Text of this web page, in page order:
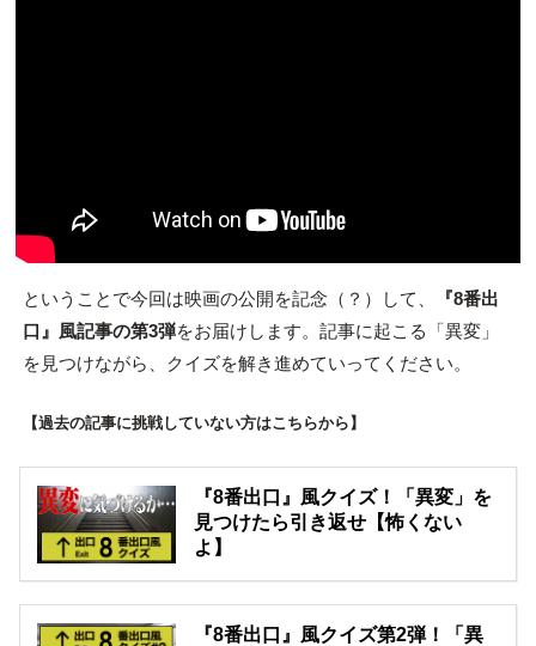
ということで今回は映画の公開を記念（？）して、
『8番出
口』風記事の第3弾をお届けします。記事に起こる「異変」
を見つけながら、クイズを解き進めていってください。
【過去の記事に挑戦していない方はこちらから】
『8番出口』風クイズ！「異変」を
見つけたら引き返せ【怖くない
よ】
『8番出口』風クイズ第2弾！「異